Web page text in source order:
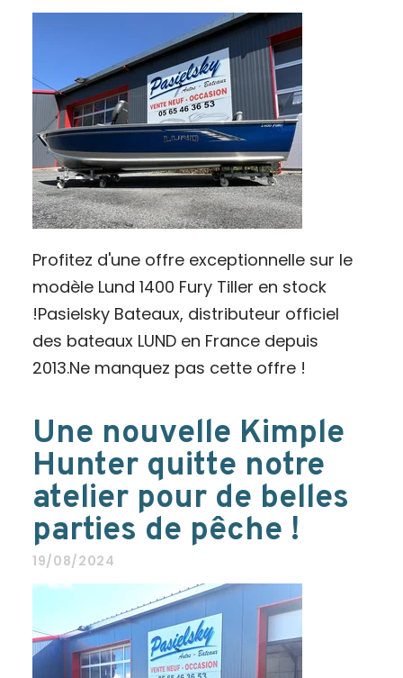
Profitez d'une offre exceptionnelle sur le
modèle Lund 1400 Fury Tiller en stock
!Pasielsky Bateaux, distributeur officiel
des bateaux LUND en France depuis
2013.Ne manquez pas cette offre !
Une nouvelle Kimple
Hunter quitte notre
atelier pour de belles
parties de pêche !
19/08/2024